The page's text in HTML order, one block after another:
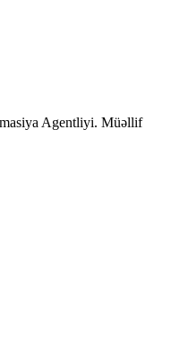
Agentliyi. Müəllif